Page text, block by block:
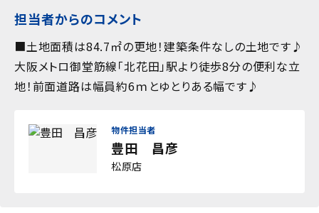
200％
接道状況
一方道路
地目
宅地
国土法届出
担当者からのコメント
■土地面積は84.7㎡の更地！建築条件なしの土地です♪
大阪メトロ御堂筋線「北花田」駅より徒歩8分の便利な立
地！前面道路は幅員約6ｍとゆとりある幅です♪
物件担当者
豊田 昌彦
松原店